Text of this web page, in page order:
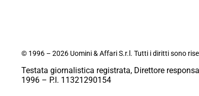
© 1996 – 2026 Uomini & Affari S.r.l. Tutti i diritti sono
Testata giornalistica registrata, Direttore
1996 – P.I. 11321290154